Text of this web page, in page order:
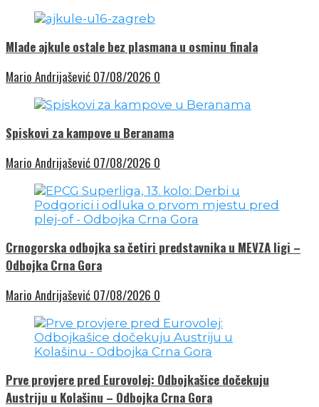
Mlade ajkule ostale bez plasmana u osminu finala
Mario Andrijašević 07/08/2026 0
Spiskovi za kampove u Beranama
Mario Andrijašević 07/08/2026 0
Crnogorska odbojka sa četiri predstavnika u MEVZA ligi –
Odbojka Crna Gora
Mario Andrijašević 07/08/2026 0
Prve provjere pred Eurovolej: Odbojkašice dočekuju
Austriju u Kolašinu – Odbojka Crna Gora